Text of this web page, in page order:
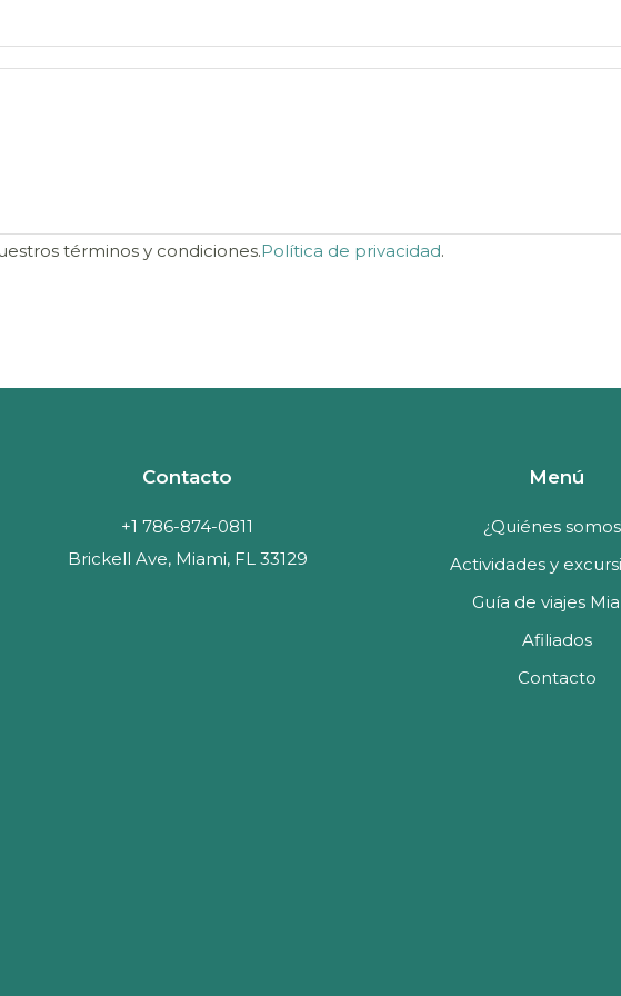
términos y condiciones.Política de privacidad.
Contacto
+1 786-874-0811
Brickell Ave, Miami, FL 33129
Menú
¿Quiénes
Actividades y
Guía de viajes
Afiliados
Contacto